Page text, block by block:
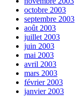
octobre 2003
septembre 2003
août 2003
juillet 2003
juin 2003
mai 2003
avril 2003
mars 2003
février 2003
janvier 2003